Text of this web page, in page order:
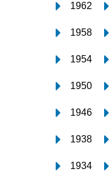
1962
1958
1954
1950
1946
1938
1934